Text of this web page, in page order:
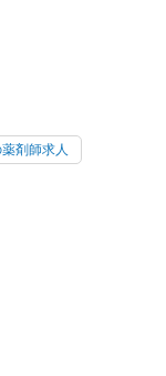
剤師求人